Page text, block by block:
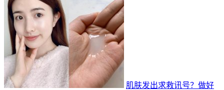
肌肤发出求救讯号？做好